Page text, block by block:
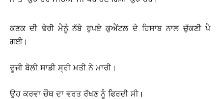
ਕਣਕ ਦੀ ਢੇਰੀ ਮੈਨੂੰ ਨੱਬੇ ਰੁਪਏ ਕੁਐਂਟਲ ਦੇ ਹਿਸਾਬ ਨਾਲ ਚੁੱਕਣੀ ਪੈ
ਗਈ।
ਦੂਜੀ ਬੋਲੀ ਸਾਡੀ ਸ੍ਰੀ ਮਤੀ ਨੇ ਮਾਰੀ।
ਉਹ ਕਰਵਾ ਚੌਥ ਦਾ ਵਰਤ ਰੱਖਣ ਨੂੰ ਫਿਰਦੀ ਸੀ।